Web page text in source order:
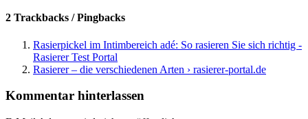
2 Trackbacks / Pingbacks
Rasierpickel im Intimbereich adé: So rasieren Sie sich richtig -
Rasierer Test Portal
Rasierer – die verschiedenen Arten › rasierer-portal.de
Kommentar hinterlassen